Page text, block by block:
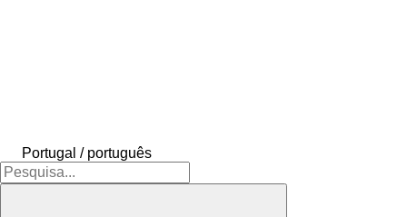
Portugal / português